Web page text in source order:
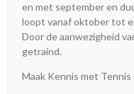
en met september en
loopt vanaf oktober tot
Door de aanwezigheid
getraind.
Maak Kennis met Tennis